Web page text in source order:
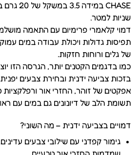
שניות למטר.
דמוי קלאמרי פרימיום עם התאמה
תפיסות גדולות ויכולת עבודה במים
של גלים ורוחות חזקות.
כמו בדגמים הקטנים יותר, הגרסה הזו
בזכות צביעה ידנית ובחירת צבעים
אפקטים של זוהר, החזרי אור
תשומת הלב של דיונונים גם במים עם
דמויים בצביעה ידנית – מה השוני?
גימור קפדני עם שילובי צבעים